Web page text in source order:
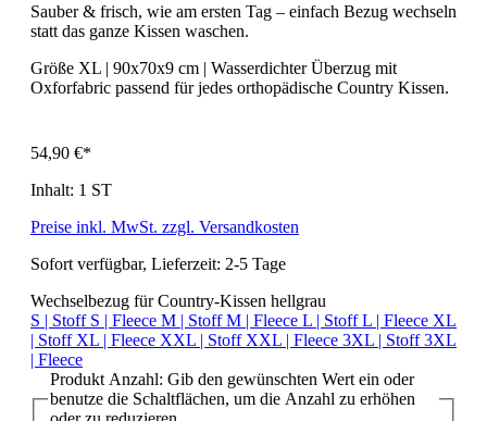
Sauber & frisch, wie am ersten Tag – einfach Bezug wechseln
statt das ganze Kissen waschen.
Größe XL | 90x70x9 cm | Wasserdichter Überzug mit
Oxforfabric passend für jedes orthopädische Country Kissen.
54,90 €*
Inhalt: 1 ST
Preise inkl. MwSt. zzgl. Versandkosten
Sofort verfügbar, Lieferzeit: 2-5 Tage
Wechselbezug für Country-Kissen hellgrau
S | Stoff S | Fleece M | StoffM | Fleece L | StoffL | Fleece XL
| Stoff XL | Fleece XXL | Stoff XXL | Fleece 3XL | Stoff3XL
| Fleece
Produkt Anzahl: Gib den gewünschten Wert ein oder
benutze die Schaltflächen, um die Anzahl zu erhöhen